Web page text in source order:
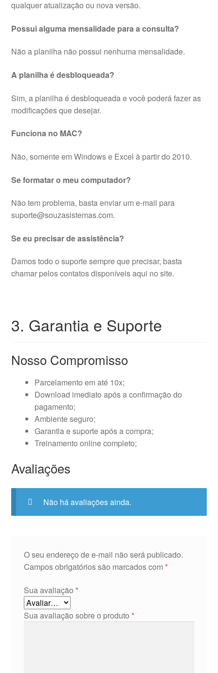
qualquer atualização ou nova versão.
Possui alguma mensalidade para a consulta?
Não a planilha não possui nenhuma mensalidade.
A planilha é desbloqueada?
Sim, a planilha é desbloqueada e você poderá fazer as
modificações que desejar.
Funciona no MAC?
Não, somente em Windows e Excel à partir do 2010.
Se formatar o meu computador?
Não tem problema, basta enviar um e-mail para
suporte@souzasistemas.com.
Se eu precisar de assistência?
Damos todo o suporte sempre que precisar, basta
chamar pelos contatos disponíveis aqui no site.
3. Garantia e Suporte
Nosso Compromisso
Parcelamento em até 10x;
Download imediato após a confirmação do
pagamento;
Ambiente seguro;
Garantia e suporte após a compra;
Treinamento online completo;
Avaliações
Não há avaliações ainda.
O seu endereço de e-mail não será publicado.
Campos obrigatórios são marcados com *
Sua avaliação *
Sua avaliação sobre o produto *